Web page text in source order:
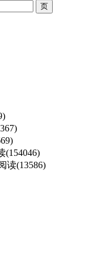
(154046)
读(13586)